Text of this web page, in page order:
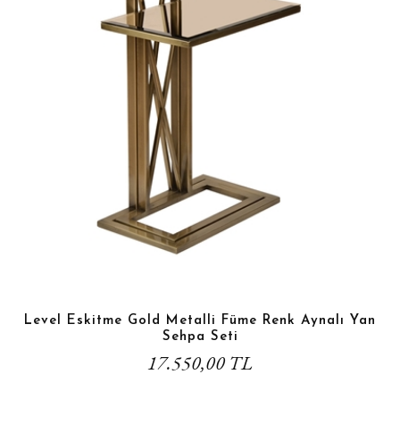
Level Eskitme Gold Metalli Füme Renk Aynalı Yan
Sehpa Seti
17.550,00 TL